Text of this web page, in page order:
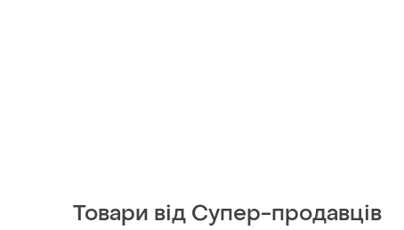
Товари від Супер-продавців